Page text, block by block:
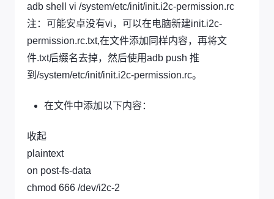
adb shell vi /system/etc/init/init.i2c-permission.rc
注：可能安卓没有vi，可以在电脑新建init.i2c-
permission.rc.txt,在文件添加同样内容，再将文
件.txt后缀名去掉，然后使用adb push 推
到/system/etc/init/init.i2c-permission.rc。
在文件中添加以下内容：
收起
plaintext
on post-fs-data
chmod 666 /dev/i2c-2